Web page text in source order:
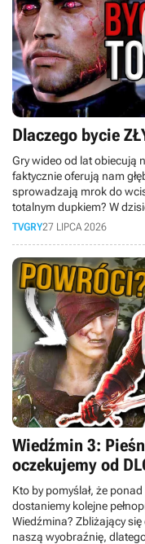
Dlaczego bycie
Gry wideo od lat obiecują
faktycznie oferują nam
sprowadzają mrok do
totalnym dupkiem? W
PS3 i bierzemy pod lupę
TVGRY27 LIPCA 2026
Wiedźmin 3:
oczekujemy od
Kto by pomyślał, że
dostaniemy kolejne
Wiedźmina? Zbliżający
naszą wyobraźnię,